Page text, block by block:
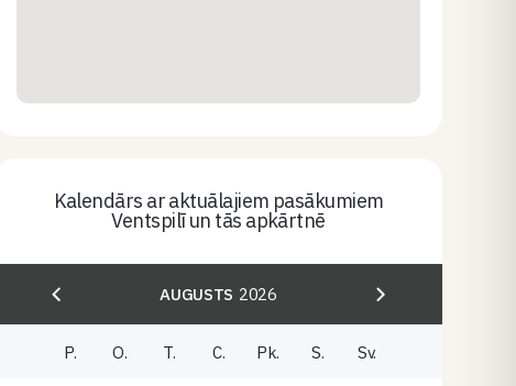
Kalendārs ar aktuālajiem pasākumiem
Ventspilī un tās apkārtnē
AUGUSTS 2026
P. O. T. C. Pk. S. Sv.